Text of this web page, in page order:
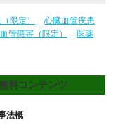
限定）
心臓血管疾患
管障害（限定）
医薬
料コンテンツ
法概